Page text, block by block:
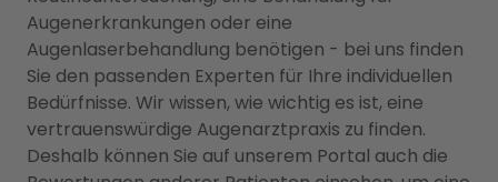
Augenerkrankungen oder eine
Augenlaserbehandlung benötigen - bei uns finden
Sie den passenden Experten für Ihre individuellen
Bedürfnisse. Wir wissen, wie wichtig es ist, eine
vertrauenswürdige Augenarztpraxis zu finden.
Deshalb können Sie auf unserem Portal auch die